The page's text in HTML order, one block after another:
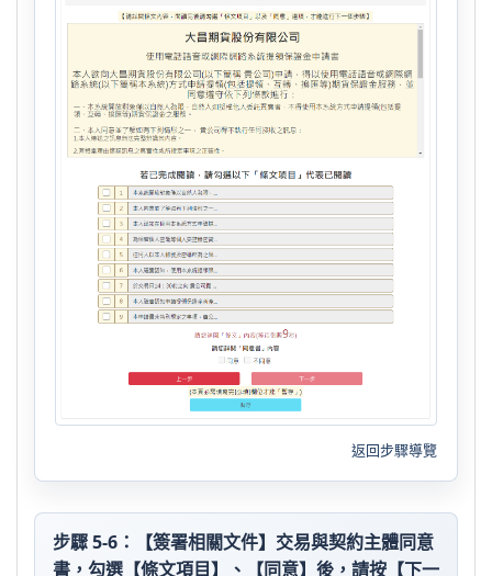
返回步驟導覽
步驟 5-6：【簽署相關文件】交易與契約主體同意
書，勾選【條文項目】、【同意】後，請按【下一